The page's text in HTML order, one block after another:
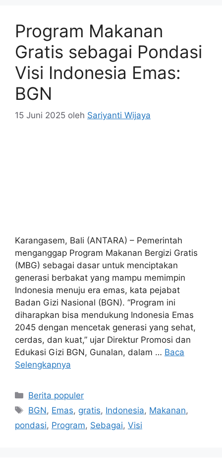
Program Makanan
Gratis sebagai Pondasi
Visi Indonesia Emas:
BGN
15 Juni 2025 oleh Sariyanti Wijaya
Karangasem, Bali (ANTARA) – Pemerintah
menganggap Program Makanan Bergizi Gratis
(MBG) sebagai dasar untuk menciptakan
generasi berbakat yang mampu memimpin
Indonesia menuju era emas, kata pejabat
Badan Gizi Nasional (BGN). “Program ini
diharapkan bisa mendukung Indonesia Emas
2045 dengan mencetak generasi yang sehat,
cerdas, dan kuat,” ujar Direktur Promosi dan
Edukasi Gizi BGN, Gunalan, dalam … Baca
Selengkapnya
Kategori
Berita populer
Tag
BGN, Emas, gratis, Indonesia, Makanan,
pondasi, Program, Sebagai, Visi